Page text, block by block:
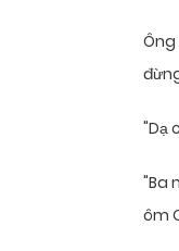
"Dạ
"Ba
ôm